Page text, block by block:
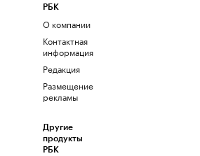
РБК
О компании
Контактная
информация
Редакция
Размещение
рекламы
Другие
продукты
РБК